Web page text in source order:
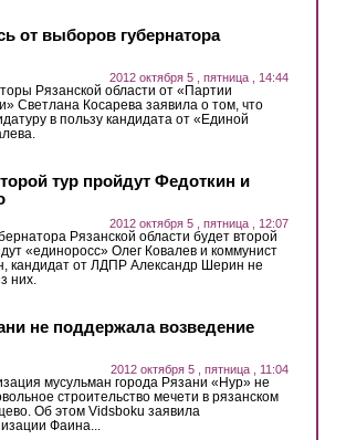
от выборов губернатора
2012 октября 5 , пятница , 14:44
Рязанской области от «Партии
Светлана Косарева заявила о том, что
в пользу кандидата от «Единой
тур пройдут Федоткин и
2012 октября 5 , пятница , 12:07
Рязанской области будет второй
«единоросс» Олег Ковалев и коммунист
кандидат от ЛДПР Александр Шерин не
них.
не поддержала возведение
2012 октября 5 , пятница , 11:04
мусульман города Рязани «Нур» не
строительство мечети в рязанском
Об этом Vidsboku заявила
Фаина...